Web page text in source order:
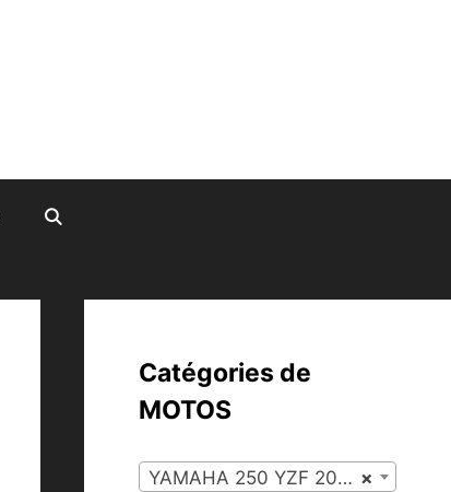
Catégories de
MOTOS
×
YAMAHA 250 YZF 2007 (51)